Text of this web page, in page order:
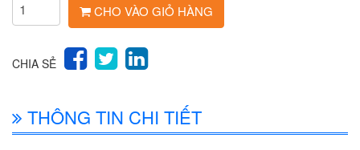
CHO VÀO GIỎ HÀNG
CHIA SẺ
THÔNG TIN CHI TIẾT